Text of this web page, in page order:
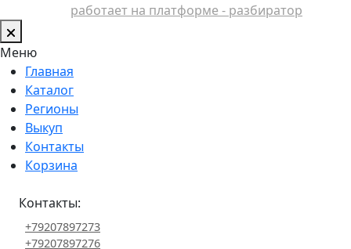
работает на платформе - разбиратор
Меню
Главная
Каталог
Регионы
Выкуп
Контакты
Корзина
Контакты:
+79207897273
+79207897276